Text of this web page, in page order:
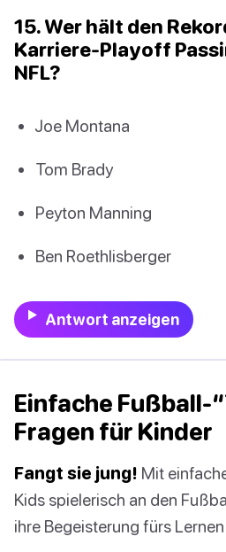
15. Wer hält den
Karriere-Playoff
NFL?
Joe Montana
Tom Brady
Peyton Manning
Ben Roethlisberger
Antwort anzeigen
Einfache Fußball-
Fragen für Kinder
Fangt sie jung! Mit
Kids spielerisch an den
ihre Begeisterung fürs